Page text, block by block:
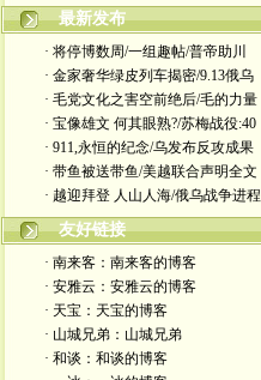
最新发布
· 将停博数周/一组趣帖/普帝助川
· 金家奢华绿皮列车揭密/9.13俄乌
· 毛党文化之害空前绝后/毛的力量
· 宝像雄文 何其眼熟?/苏梅战役:40
· 911,永恒的纪念/乌发布反攻成果
· 带鱼被送带鱼/美越联合声明全文
· 越迎拜登 人山人海/俄乌战争进程
友好链接
· 南来客：南来客的博客
· 安雅云：安雅云的博客
· 天宝：天宝的博客
· 山城兄弟：山城兄弟
· 和谈：和谈的博客